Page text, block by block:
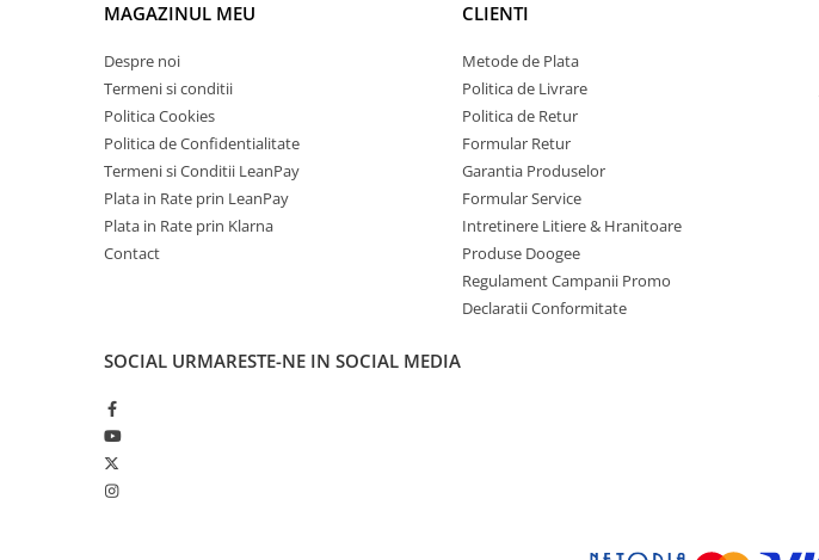
Telefoane Mobile Doogee
Produse Hotwav
Telefoane Mobile Hotwav
Produse Unihertz
Telefoane Mobile Unihertz
Tablete Unihertz
Produse Fossibot
Telefoane Mobile Fossibot
Tablete Fossibot
Produse Oukitel
MAGAZINUL MEU
Despre noi
Termeni si conditii
Politica Cookies
Politica de Confidentialitate
Termeni si Conditii LeanPay
Plata in Rate prin LeanPay
Plata in Rate prin Klarna
Contact
CLIENTI
Metode de Plata
Politica de Livrare
Politica de Retur
Formular Retur
Garantia Produselor
Formular Service
Intretinere Litiere & Hranitoare
Produse Doogee
Regulament Campanii Promo
Declaratii Conformitate
SOCIAL URMARESTE-NE IN SOCIAL MEDIA